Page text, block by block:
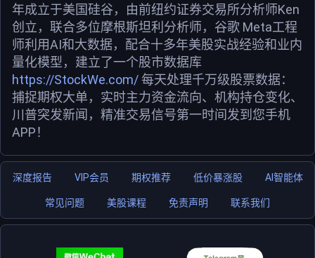
年成立于美国硅谷，由前纽约证券交易所分析师Ken
创立，联合多位摩根斯坦利分析师，谷歌 Meta工程
师利用AI和大数据，配合十多年美股实战经验和业内
量化模型，建立了一个股市数据库
https://StockWe.com/每天处理千万级股票数据：
捕捉期权大单，实时主力资金流向、机构持仓变化、
川普突发新闻，精准交易信号第一时间发到您手机
APP！
深度报告 VIP会员 期权推荐 低价暴涨股 AI智能体
常见问题 美股课程 免责声明 联系我们